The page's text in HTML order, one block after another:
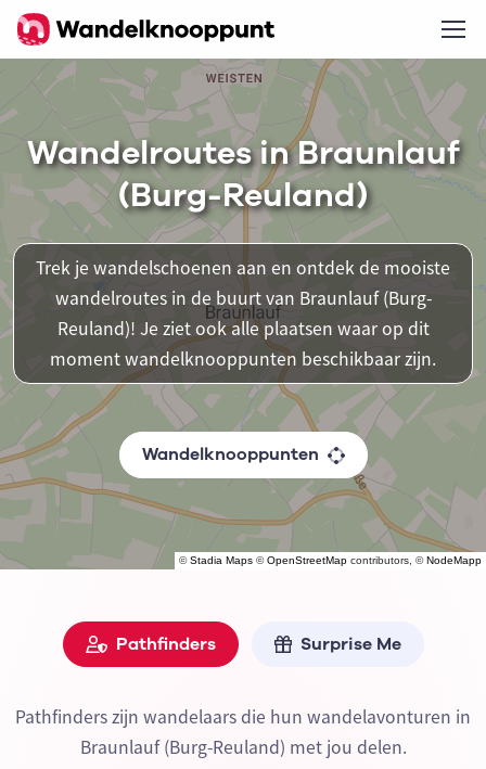
©Stadia Maps ©OpenStreetMap contributors, ©NodeMapp
Wandelroutes in Braunlauf
(Burg-Reuland)
Trek je wandelschoenen aan en ontdek de mooiste
wandelroutes in de buurt van Braunlauf (Burg-
Reuland)! Je ziet ook alle plaatsen waar op dit
moment wandelknooppunten beschikbaar zijn.
Wandelknooppunten
Pathfinders Surprise Me
Pathfinders zijn wandelaars die hun wandelavonturen in
Braunlauf (Burg-Reuland) met jou delen.